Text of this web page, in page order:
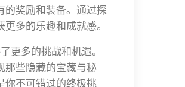
的奖励和装备。通过探
多的乐趣和成就感。
更多的挑战和机遇。
那些隐藏的宝藏与秘
你不可错过的终极挑